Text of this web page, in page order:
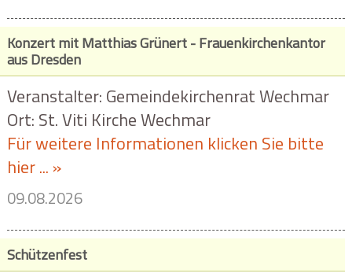
Konzert mit Matthias Grünert - Frauenkirchenkantor
aus Dresden
Veranstalter: Gemeindekirchenrat Wechmar
Ort: St. Viti Kirche Wechmar
Für weitere Informationen klicken Sie bitte
hier ... »
09.08.2026
Schützenfest